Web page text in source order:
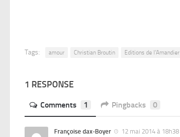
Tags: amour Christian Broutin Editions de l’Amandier
1 RESPONSE
Comments 1 Pingbacks 0
Françoise dax-Boyer 12 mai 2014 à 18h38